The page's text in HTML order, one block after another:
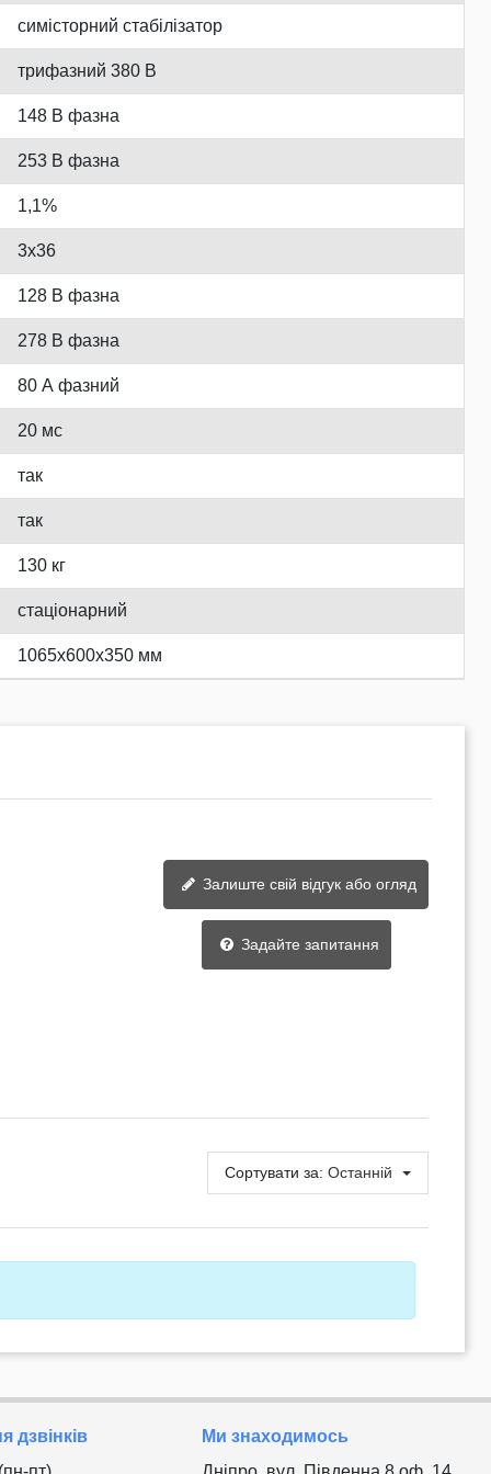
симісторний стабілізатор
трифазний 380 В
148 В фазна
253 В фазна
1,1%
3x36
128 В фазна
278 В фазна
80 А фазний
20 мс
так
так
130 кг
стаціонарний
1065x600x350 мм
Залиште свій відгук або огляд
Задайте запитання
Сортувати за: Останній
дзвінків
Ми знаходимось